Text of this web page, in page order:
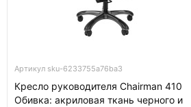
Артикул sku-6233755a76ba3
Кресло руководителя Chairman 410
Обивка: акриловая ткань черного и